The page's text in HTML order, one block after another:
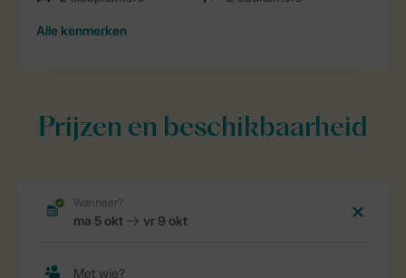
Alle kenmerken
Prijzen en beschikbaarheid